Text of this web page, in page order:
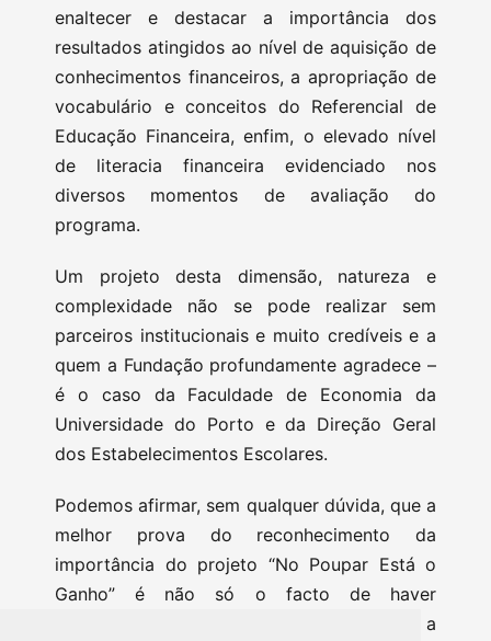
enaltecer e destacar a importância dos
resultados atingidos ao nível de aquisição de
conhecimentos financeiros, a apropriação de
vocabulário e conceitos do Referencial de
Educação Financeira, enfim, o elevado nível
de literacia financeira evidenciado nos
diversos momentos de avaliação do
programa.
Um projeto desta dimensão, natureza e
complexidade não se pode realizar sem
parceiros institucionais e muito credíveis e a
quem a Fundação profundamente agradece –
é o caso da Faculdade de Economia da
Universidade do Porto e da Direção Geral
dos Estabelecimentos Escolares.
Podemos afirmar, sem qualquer dúvida, que a
melhor prova do reconhecimento da
importância do projeto “No Poupar Está o
Ganho” é não só o facto de haver
professores que, ano após ano, continuam a